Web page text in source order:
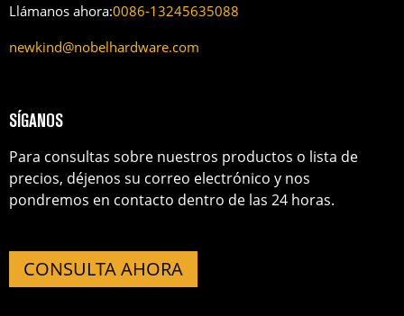
Llámanos ahora:0086-13245635088
newkind@nobelhardware.com
SÍGANOS
Para consultas sobre nuestros productos o lista de
precios, déjenos su correo electrónico y nos
pondremos en contacto dentro de las 24 horas.
CONSULTA AHORA